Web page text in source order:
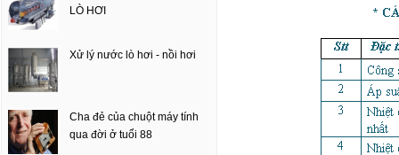
LÒ HƠI
Xử lý nước lò hơi - nồi hơi
Cha đẻ của chuột máy tính
qua đời ở tuổi 88